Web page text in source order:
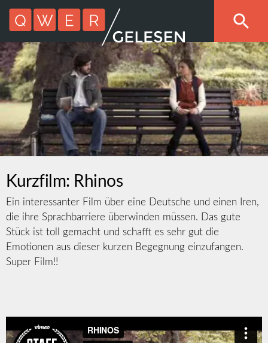
Kurzfilm: Rhinos
Ein interessanter Film über eine Deutsche und einen Iren,
die ihre Sprachbarriere überwinden müssen. Das gute
Stück ist toll gemacht und schafft es sehr gut die
Emotionen aus dieser kurzen Begegnung einzufangen.
Super Film!!